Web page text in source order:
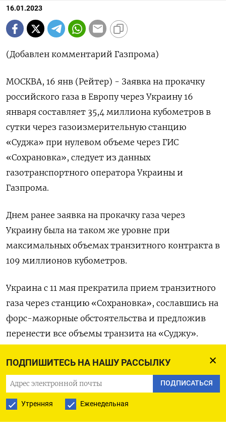
ПОДПИШИТЕСЬ НА НАШУ РАССЫЛКУ
ПОДПИСАТЬСЯ
Утренняя Еженедельная
16.01.2023
(Добавлен комментарий Газпрома)
МОСКВА, 16 янв (Рейтер) - Заявка на прокачку
российского газа в Европу через Украину 16
января составляет 35,4 миллиона кубометров в
сутки через газоизмерительную станцию
«Суджа» при нулевом объеме через ГИС
«Сохрановка», следует из данных
газотранспортного оператора Украины и
Газпрома.
Днем ранее заявка на прокачку газа через
Украину была на таком же уровне при
максимальных объемах транзитного контракта в
109 миллионов кубометров.
Украина с 11 мая прекратила прием транзитного
газа через станцию «Сохрановка», сославшись на
форс-мажорные обстоятельства и предложив
перенести все объемы транзита на «Суджу».
Прокачка по основному маршруту поставок
российского газа в Европу - трубопроводу
Северный поток - была полностью остановлена 2
сентября.